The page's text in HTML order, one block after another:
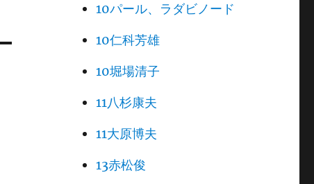
10パール、ラダビノード
10仁科芳雄
10堀場清子
11八杉康夫
11大原博夫
13赤松俊